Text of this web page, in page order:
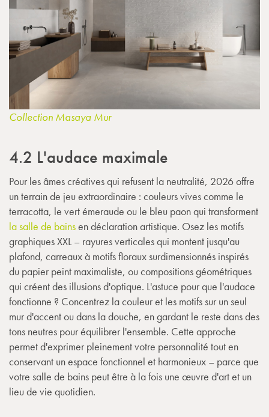
Collection Masaya Mur
4.2 L'audace maximale
Pour les âmes créatives qui refusent la neutralité, 2026 offre
un terrain de jeu extraordinaire : couleurs vives comme le
terracotta, le vert émeraude ou le bleu paon qui transforment
la salle de bainsen déclaration artistique. Osez les motifs
graphiques XXL – rayures verticales qui montent jusqu'au
plafond, carreaux à motifs floraux surdimensionnés inspirés
du papier peint maximaliste, ou compositions géométriques
qui créent des illusions d'optique. L'astuce pour que l'audace
fonctionne ? Concentrez la couleur et les motifs sur un seul
mur d'accent ou dans la douche, en gardant le reste dans des
tons neutres pour équilibrer l'ensemble. Cette approche
permet d'exprimer pleinement votre personnalité tout en
conservant un espace fonctionnel et harmonieux – parce que
votre salle de bains peut être à la fois une œuvre d'art et un
lieu de vie quotidien.